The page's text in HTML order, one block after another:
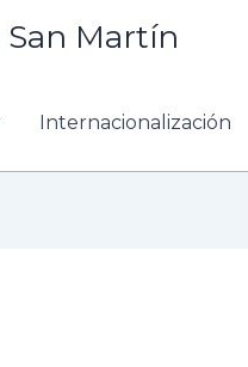
Martín
Internacionalización